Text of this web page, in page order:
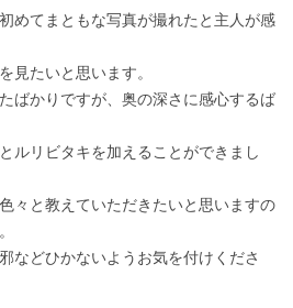
めてまともな写真が撮れたと主人が感
見たいと思います。
ばかりですが、奥の深さに感心するば
ルリビタキを加えることができまし
々と教えていただきたいと思いますの
などひかないようお気を付けくださ